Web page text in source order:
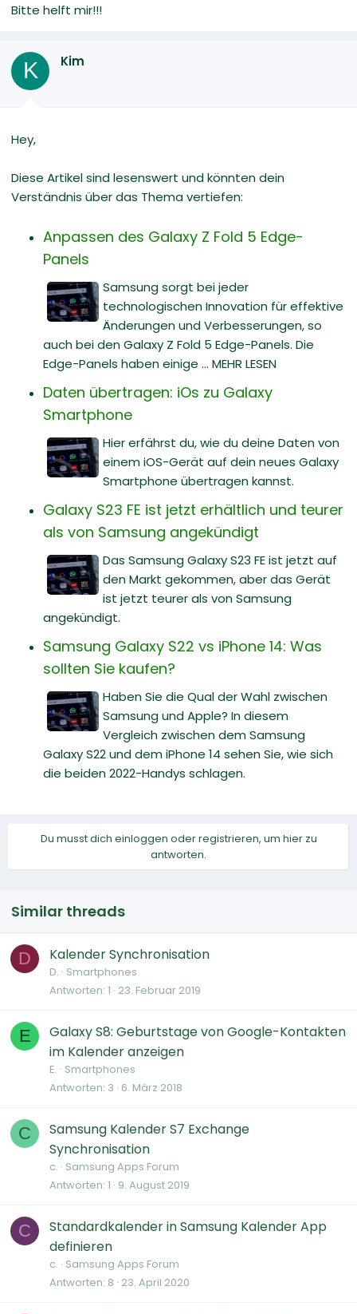
Bitte helft mir!!!
K Kim
Hey,
Diese Artikel sind lesenswert und könnten dein
Verständnis über das Thema vertiefen:
Anpassen des Galaxy Z Fold 5 Edge-
Panels
Samsung sorgt bei jeder
technologischen Innovation für effektive
Änderungen und Verbesserungen, so
auch bei den Galaxy Z Fold 5 Edge-Panels. Die
Edge-Panels haben einige ... MEHR LESEN
Daten übertragen: iOs zu Galaxy
Smartphone
Hier erfährst du, wie du deine Daten von
einem iOS-Gerät auf dein neues Galaxy
Smartphone übertragen kannst.
Galaxy S23 FE ist jetzt erhältlich und teurer
als von Samsung angekündigt
Das Samsung Galaxy S23 FE ist jetzt auf
den Markt gekommen, aber das Gerät
ist jetzt teurer als von Samsung
angekündigt.
Samsung Galaxy S22 vs iPhone 14: Was
sollten Sie kaufen?
Haben Sie die Qual der Wahl zwischen
Samsung und Apple? In diesem
Vergleich zwischen dem Samsung
Galaxy S22 und dem iPhone 14 sehen Sie, wie sich
die beiden 2022-Handys schlagen.
Du musst dich einloggen oder registrieren, um hier zu
antworten.
Similar threads
D Kalender Synchronisation
D. Smartphones
Antworten 1 23. Februar 2019
E
Galaxy S8: Geburtstage von Google-Kontakten
im Kalender anzeigen
E. Smartphones
Antworten 3 6. März 2018
C
Samsung Kalender S7 Exchange
Synchronisation
c. Samsung Apps Forum
Antworten 1 9. August 2019
C
Standardkalender in Samsung Kalender App
definieren
c. Samsung Apps Forum
Antworten 8 23. April 2020